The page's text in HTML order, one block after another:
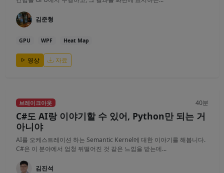
김준형
GPU WPF Heat Map
영상 자료
브레이크아웃 40분
C#도 AI랑 이야기할 수 있어, Python만 되는 거
아니야
AI를 오케스트레이션 하는 Semantic Kernel에 대한 이야기를 해봅니다.
C#은 이 분야에서 엄청 뒤떨어진 것 같은 느낌을 받는데...
김진석